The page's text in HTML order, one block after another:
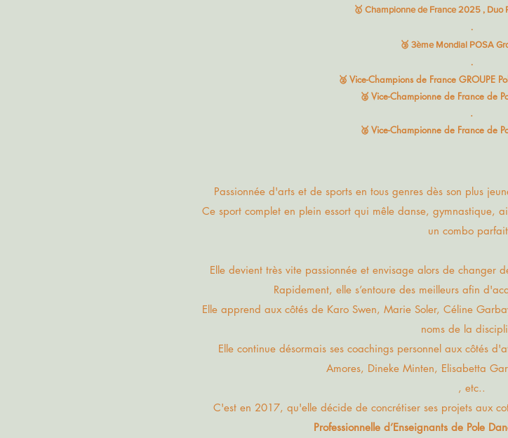
🥇 Championne de France 2025 , Duo
.
🥉 3ème Mondial POSA
.
🥈 Vice-Champions de France GROUPE
🥈 Vice-Championne de France de
.
🥈 Vice-Championne de France de
Passionnée d'arts et de sports en tous genres dès son plus
Ce sport complet en plein essort qui mêle danse, gymnastique,
un combo
Elle devient très vite passionnée et envisage alors de changer
Rapidement, elle s’entoure des meilleurs afin
Elle apprend aux côtés de Karo Swen, Marie Soler, Céline
noms de la
Elle continue désormais ses coachings personnel aux côtés
Amores, Dineke Minten, Elisabetta
, etc..​
C'est en 2017, qu'elle décide de concrétiser ses projets aux
Professionnelle d’Enseignants de Pole